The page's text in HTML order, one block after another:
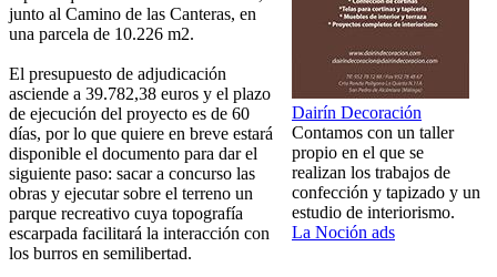
Dairín Decoración
Contamos con un taller
propio en el que se
realizan los trabajos de
confección y tapizado y un
estudio de interiorismo.
La Noción ads
junto al Camino de las Canteras, en
una parcela de 10.226 m2.
El presupuesto de adjudicación
asciende a 39.782,38 euros y el plazo
de ejecución del proyecto es de 60
días, por lo que quiere en breve estará
disponible el documento para dar el
siguiente paso: sacar a concurso las
obras y ejecutar sobre el terreno un
parque recreativo cuya topografía
escarpada facilitará la interacción con
los burros en semilibertad.